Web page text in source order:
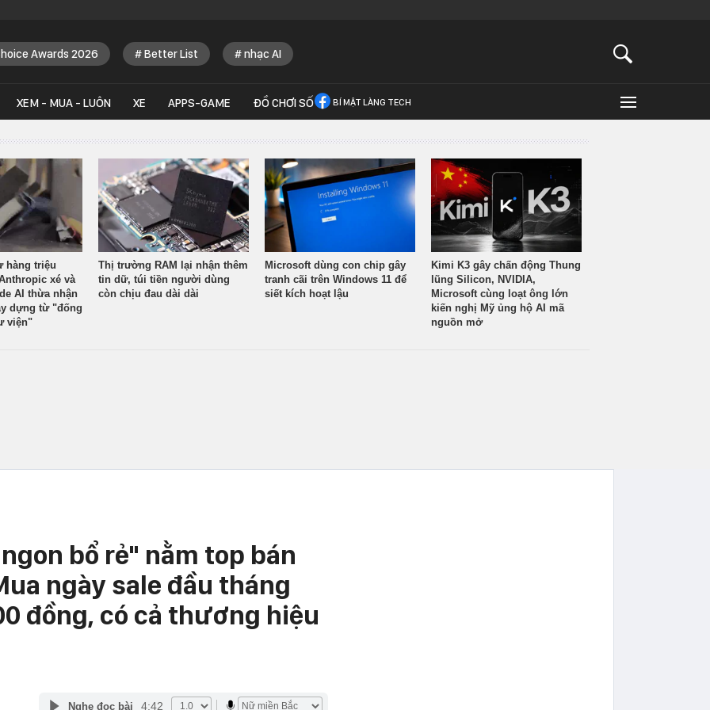
Awards 2026 Better List nhạc AI
XEM - MUA - LUÔN XE APPS-GAME ĐỒ CHƠI SỐ BÍ MẬT LÀNG TECH
hàng triệu
xé và
AI thừa nhận
dựng từ "đống
viện"
Thị trường RAM lại nhận thêm
tin dữ, túi tiền người dùng
còn chịu đau dài dài
Microsoft dùng con chip gây
tranh cãi trên Windows 11 để
siết kích hoạt lậu
Kimi K3 gây chấn động Thung
lũng Silicon, NVIDIA,
Microsoft cùng loạt ông lớn
kiến nghị Mỹ ủng hộ AI mã
nguồn mở
bổ rẻ" nằm top bán
ngày sale đầu tháng
đồng, có cả thương hiệu
Nghe đọc bài 4:42